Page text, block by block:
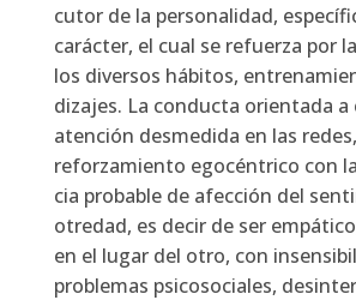
cu­tor de la per­so­na­li­dad,
carác­ter, el cual se refuer­za por
los diver­sos hábi­tos,
di­za­jes. La con­duc­ta orien­ta­da a
aten­ción des­me­di­da en las
refor­za­mien­to ego­cén­tri­co con
cia pro­ba­ble de afec­ción del
otre­dad, es decir de ser
en el lugar del otro, con
pro­ble­mas psi­co­so­cia­les,